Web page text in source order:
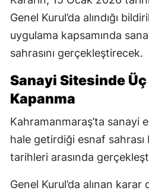
Genel Kurul’da alındığı
uygulama kapsamında
sahrasını gerçekleştirecek.
Sanayi Sitesinde
Kapanma
Kahramanmaraş’ta sanayi
hale getirdiği esnaf sahrası
tarihleri arasında
Genel Kurul’da alınan